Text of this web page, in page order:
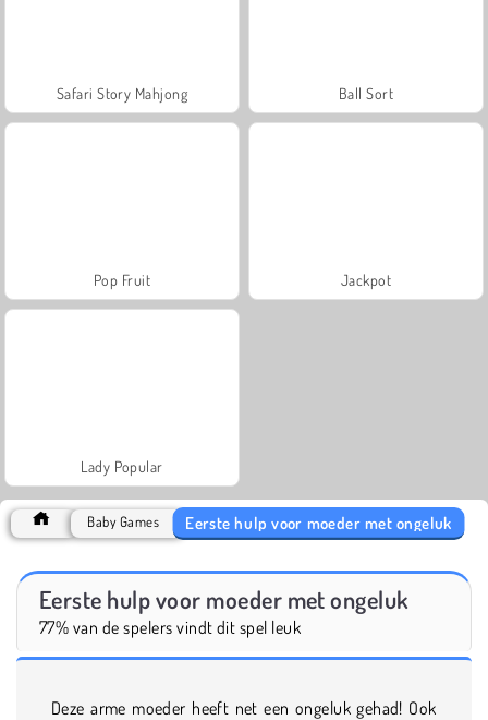
Safari Story Mahjong Ball Sort
Pop Fruit Jackpot
Lady Popular
Baby Games Eerste hulp voor moeder met ongeluk
Eerste hulp voor moeder met ongeluk
77% van de spelers vindt dit spel leuk
Deze arme moeder heeft net een ongeluk gehad! Ook